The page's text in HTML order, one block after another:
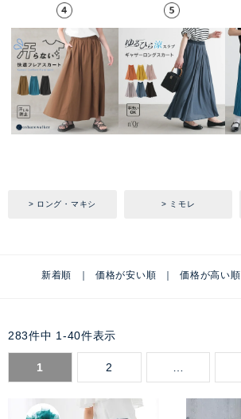
ロング・マキシ ミモレ
新着順 価格が安い順 価格が高い順
283件中 1-40件表示
1 2 …